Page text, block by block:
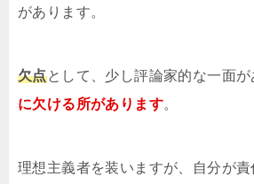
があります。
欠点として、少し評論家的な一面が
に欠ける所があります。
理想主義者を装いますが、自分が